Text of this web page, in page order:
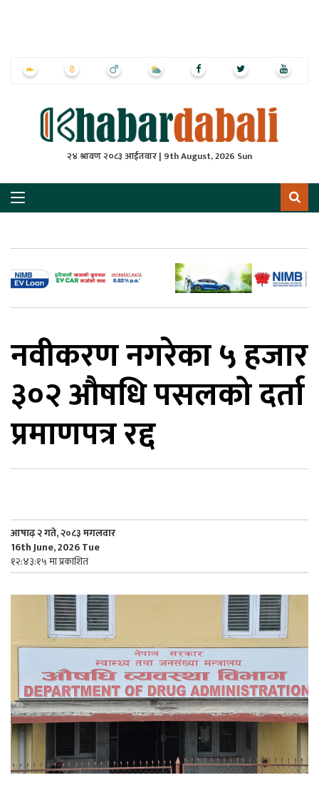
२४ श्रावण २०८३ आईतवार | 9th August, 2026 Sun
नवीकरण नगरेका ५ हजार
३०२ औषधि पसलको दर्ता
प्रमाणपत्र रद्द
आषाढ़ २ गते, २०८३ मगलवार
16th June, 2026 Tue
१२:४३:१५ मा प्रकाशित